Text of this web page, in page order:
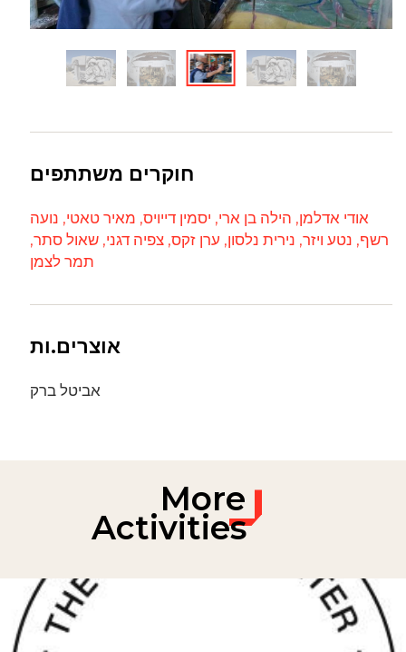
חוקרים משתתפים
אודי אדלמן, הילה בן ארי, יסמין דייויס, מאיר טאטי, נועה
רשף, נטע ויזר, נירית נלסון, ערן זקס,צפיה דגני,שאול סתר,
תמר לצמן
אוצרים.ות
אביטל ברק
More
Activities